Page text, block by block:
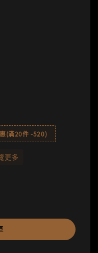
(滿20件 -520)
更多